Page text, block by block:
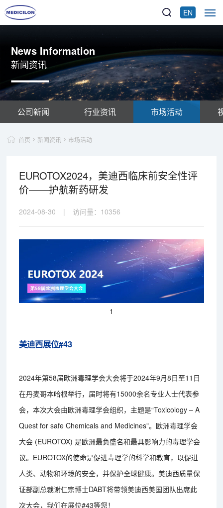
EN
News Information
新闻资讯
公司新闻 行业资讯 市场活动
首页 新闻资讯 市场活动
EUROTOX2024，美迪西临床前安全性评
价——护航新药研发
2024-08-30 | 访问量： 10356
1
美迪西展位#43
2024年第58届欧洲毒理学会大会将于2024年9月8日至11日
在丹麦哥本哈根举行，届时将有15000余名专业人士代表参
会，本次大会由欧洲毒理学会组织，主题是“Toxicology – A
Quest for safe Chemicals and Medicines"。欧洲毒理学会
大会 (EUROTOX) 是欧洲最负盛名和最具影响力的毒理学会
议。EUROTOX的使命是促进毒理学的科学和教育，以促进
人类、动物和环境的安全，并保护全球健康。美迪西质量保
证部副总裁谢仁宗博士DABT将带领美迪西美国团队出席此
次大会，我们在展位#43等您！